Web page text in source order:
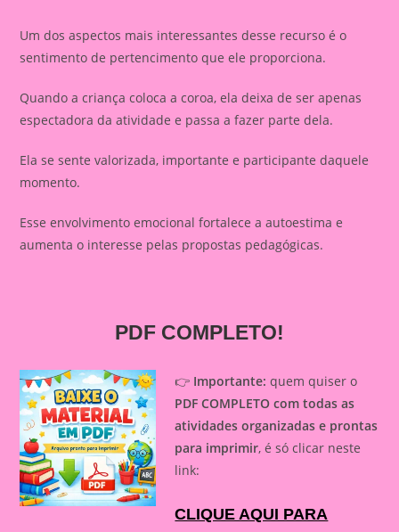
Um dos aspectos mais interessantes desse recurso é o
sentimento de pertencimento que ele proporciona.
Quando a criança coloca a coroa, ela deixa de ser apenas
espectadora da atividade e passa a fazer parte dela.
Ela se sente valorizada, importante e participante daquele
momento.
Esse envolvimento emocional fortalece a autoestima e
aumenta o interesse pelas propostas pedagógicas.
PDF COMPLETO!
👉 Importante: quem quiser o
PDF COMPLETO com todas as
atividades organizadas e prontas
para imprimir, é só clicar neste
link:
CLIQUE AQUI PARA